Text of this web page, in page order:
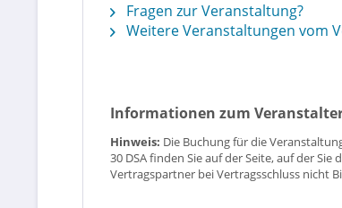
Fragen zur Veranstaltung?
Weitere Veranstaltungen vom
Informationen zum
Hinweis: Die Buchung für die
30 DSA finden Sie auf der Seite, auf der
Vertragspartner bei Vertragsschluss nicht